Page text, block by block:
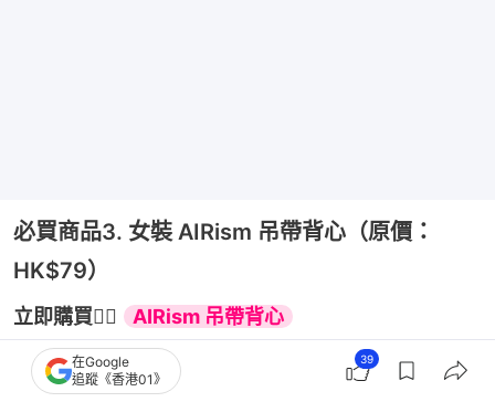
必買商品3. 女裝 AIRism 吊帶背心（原價：
HK$79）
立即購買👉🏻 AIRism 吊帶背心
在Google
追蹤《香港01》
39